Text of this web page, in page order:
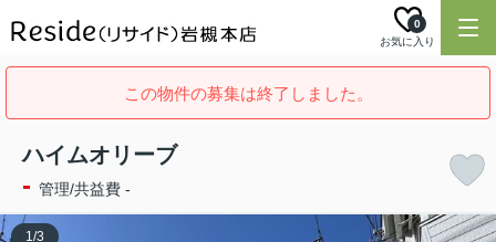
お気に入り
0
この物件の募集は終了しました。
ハイムオリーブ
- 管理/共益費 -
1/3